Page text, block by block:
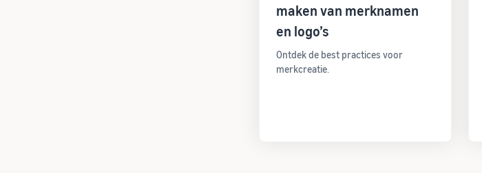
maken van merknamen
en logo’s
Ontdek de best practices voor
merkcreatie.